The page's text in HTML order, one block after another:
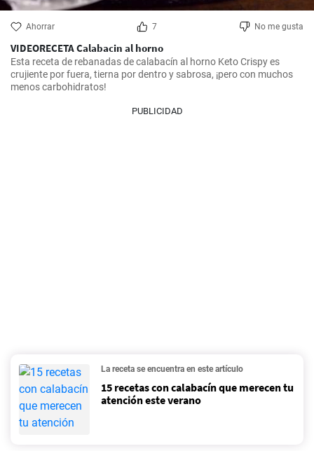
Ahorrar 7 No me gusta
VIDEORECETA Calabacin al horno
Esta receta de rebanadas de calabacín al horno Keto Crispy es
crujiente por fuera, tierna por dentro y sabrosa, ¡pero con muchos
menos carbohidratos!
PUBLICIDAD
La receta se encuentra en este artículo
15 recetas con calabacín que merecen tu
atención este verano